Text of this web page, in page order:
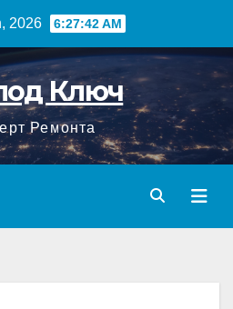
2026 6:27:43 AM
Ключ
Ремонта